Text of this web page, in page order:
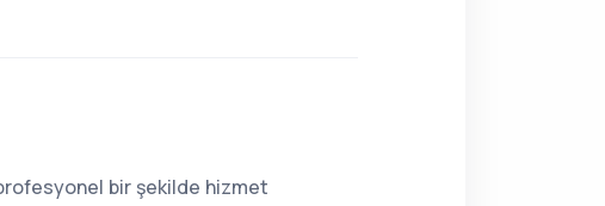
bir şekilde hizmet